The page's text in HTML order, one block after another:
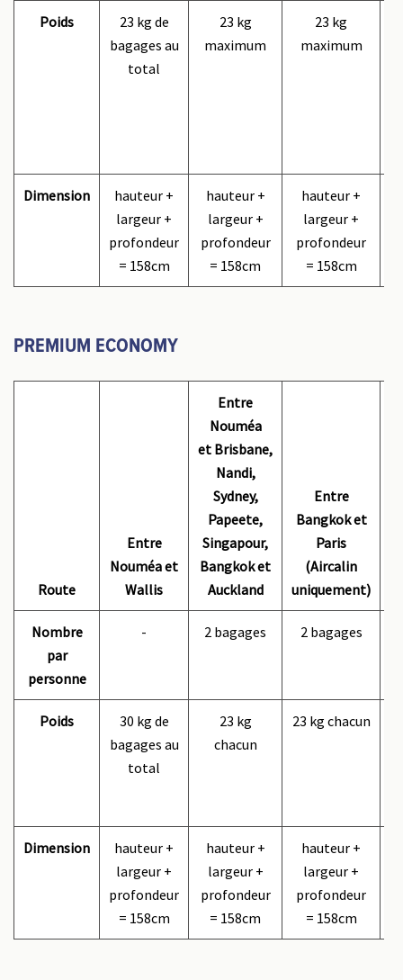
Poids
23 kg de
bagages au
total
23 kg
maximum
23 kg
maximum
Dimension
hauteur +
largeur +
profondeur
= 158cm
hauteur +
largeur +
profondeur
= 158cm
hauteur +
largeur +
profondeur
= 158cm
PREMIUM ECONOMY
Route
Entre
Nouméa et
Wallis
Entre
Nouméa
et Brisbane,
Nandi,
Sydney,
Papeete,
Singapour,
Bangkok et
Auckland
Entre
Bangkok et
Paris
(Aircalin
uniquement)
Nombre
par
personne
- 2 bagages 2 bagages
Poids
30 kg de
bagages au
total
23 kg
chacun
23 kg chacun
Dimension
hauteur +
largeur +
profondeur
= 158cm
hauteur +
largeur +
profondeur
= 158cm
hauteur +
largeur +
profondeur
= 158cm